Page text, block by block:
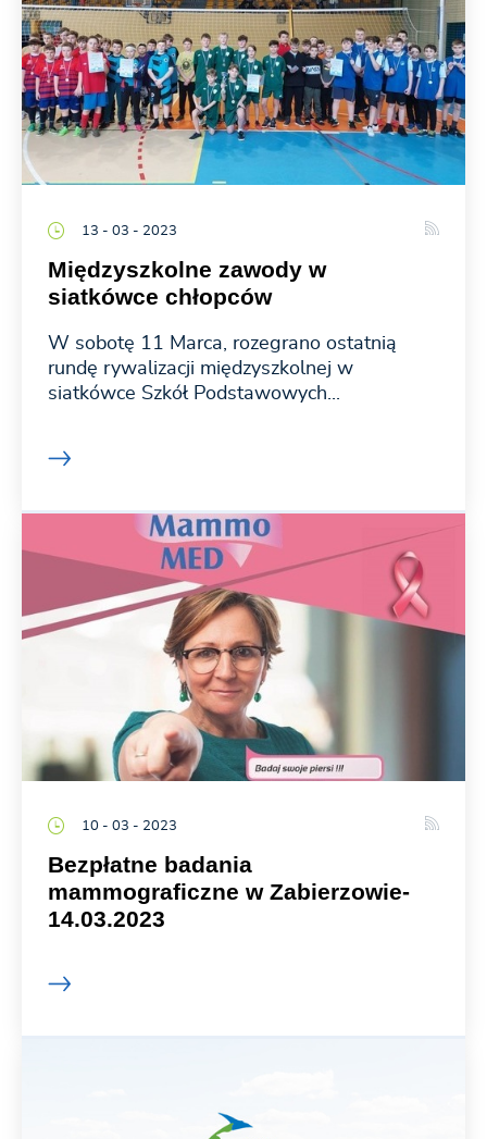
13 - 03 - 2023
Międzyszkolne zawody w
siatkówce chłopców
W sobotę 11 Marca, rozegrano ostatnią
rundę rywalizacji międzyszkolnej w
siatkówce Szkół Podstawowych...
10 - 03 - 2023
Bezpłatne badania
mammograficzne w Zabierzowie-
14.03.2023